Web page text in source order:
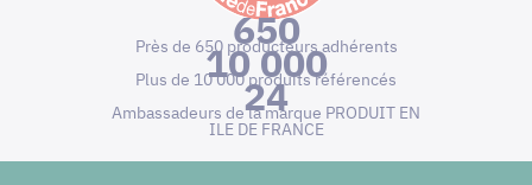
650
Près de 650 producteurs adhérents
10 000
Plus de 10 000 produits référencés
24
Ambassadeurs de la marque PRODUIT EN
ILE DE FRANCE